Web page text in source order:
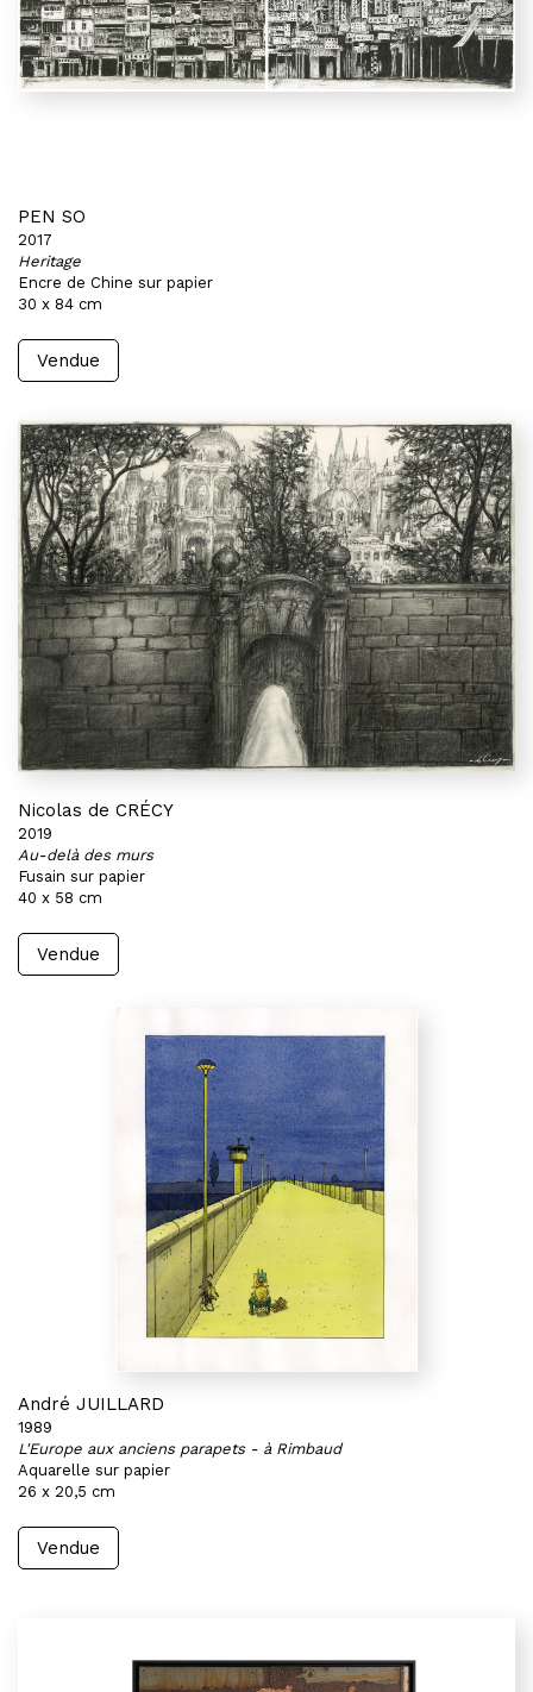
PEN SO
2017
Heritage
Encre de Chine sur papier
30 x 84 cm
Vendue
Nicolas de CRÉCY
2019
Au-delà des murs
Fusain sur papier
40 x 58 cm
Vendue
André JUILLARD
1989
L'Europe aux anciens parapets - à Rimbaud
Aquarelle sur papier
26 x 20,5 cm
Vendue